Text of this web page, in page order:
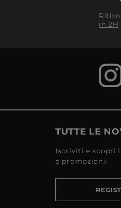
in 2H
TUTTE LE
Iscriviti e scopri
e promozioni!